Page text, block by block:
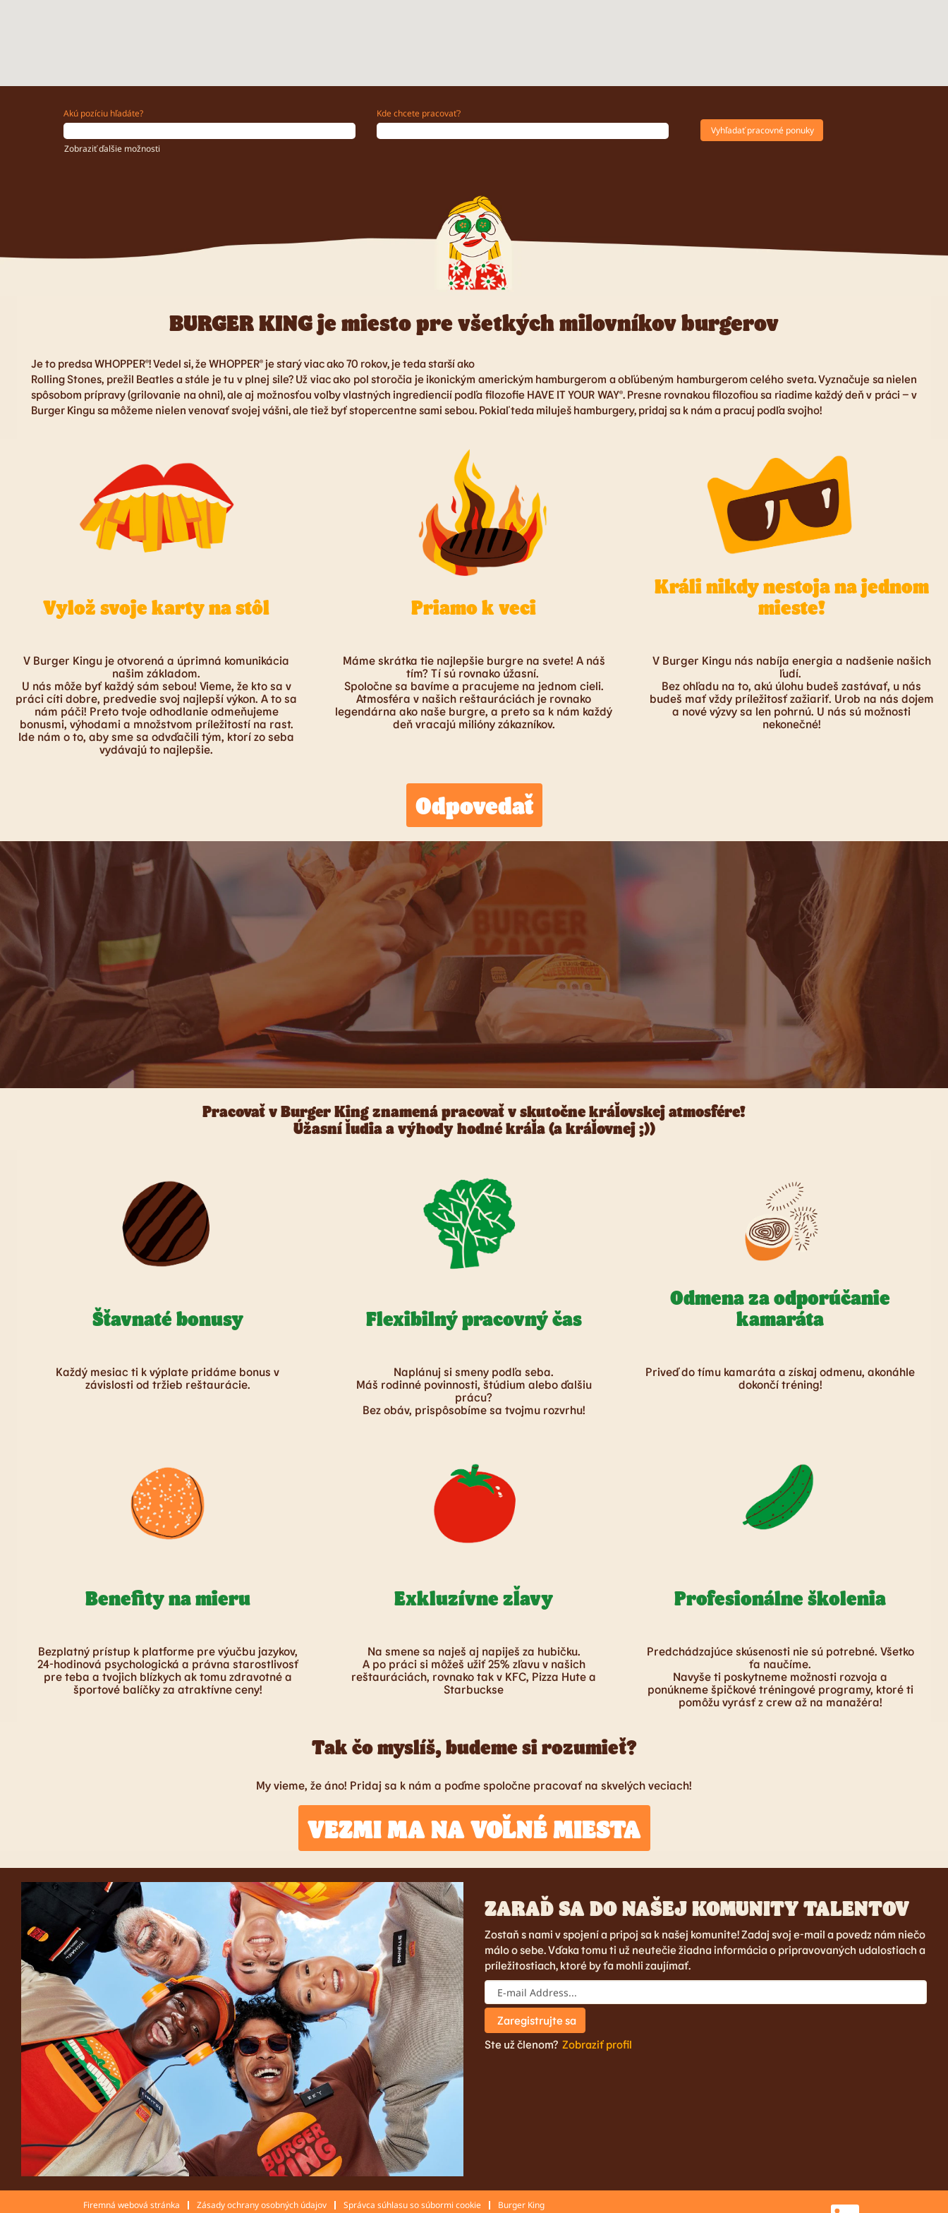
Akú pozíciu hľadáte? Kde chcete pracovať?
Zobraziť ďalšie možnosti
BURGER KING je miesto pre všetkých milovníkov burgerov
Je to predsa WHOPPER®! Vedel si, že WHOPPER® je starý viac ako 70 rokov, je teda starší ako
Rolling Stones, prežil Beatles a stále je tu v plnej sile? Už viac ako pol storočia je ikonickým americkým hamburgerom a obľúbeným hamburgerom celého sveta. Vyznačuje sa nielen
spôsobom prípravy (grilovanie na ohni), ale aj možnosťou voľby vlastných ingrediencií podľa filozofie HAVE IT YOUR WAY®. Presne rovnakou filozofiou sa riadime každý deň v práci – v
Burger Kingu sa môžeme nielen venovať svojej vášni, ale tiež byť stopercentne sami sebou. Pokiaľ teda miluješ hamburgery, pridaj sa k nám a pracuj podľa svojho!
Vylož svoje karty na stôl
V Burger Kingu je otvorená a úprimná komunikácia
našim základom.
U nás môže byť každý sám sebou! Vieme, že kto sa v
práci cíti dobre, predvedie svoj najlepší výkon. A to sa
nám páči! Preto tvoje odhodlanie odmeňujeme
bonusmi, výhodami a množstvom príležitostí na rast.
Ide nám o to, aby sme sa odvďačili tým, ktorí zo seba
vydávajú to najlepšie.
Priamo k veci
Máme skrátka tie najlepšie burgre na svete! A náš
tím? Tí sú rovnako úžasní.
Spoločne sa bavíme a pracujeme na jednom cieli.
Atmosféra v našich reštauráciách je rovnako
legendárna ako naše burgre, a preto sa k nám každý
deň vracajú milióny zákazníkov.
Králi nikdy nestoja na jednom
mieste!
V Burger Kingu nás nabíja energia a nadšenie našich
ľudí.
Bez ohľadu na to, akú úlohu budeš zastávať, u nás
budeš mať vždy príležitosť zažiariť. Urob na nás dojem
a nové výzvy sa len pohrnú. U nás sú možnosti
nekonečné!
Odpovedať
Pracovať v Burger King znamená pracovať v skutočne kráľovskej atmosfére!
Úžasní ľudia a výhody hodné kráľa (a kráľovnej ;))
Šťavnaté bonusy
Každý mesiac ti k výplate pridáme bonus v
závislosti od tržieb reštaurácie.
Flexibilný pracovný čas
Naplánuj si smeny podľa seba.
Máš rodinné povinnosti, štúdium alebo ďalšiu
prácu?
Bez obáv, prispôsobíme sa tvojmu rozvrhu!
Odmena za odporúčanie
kamaráta
Priveď do tímu kamaráta a získaj odmenu, akonáhle
dokončí tréning!
Benefity na mieru
Bezplatný prístup k platforme pre výučbu jazykov,
24-hodinová psychologická a právna starostlivosť
pre teba a tvojich blízkych ak tomu zdravotné a
športové balíčky za atraktívne ceny!
Exkluzívne zľavy
Na smene sa naješ aj napiješ za hubičku.
A po práci si môžeš užiť 25% zľavu v našich
reštauráciách, rovnako tak v KFC, Pizza Hute a
Starbuckse
Profesionálne školenia
Predchádzajúce skúsenosti nie sú potrebné. Všetko
ťa naučíme.
Navyše ti poskytneme možnosti rozvoja a
ponúkneme špičkové tréningové programy, ktoré ti
pomôžu vyrásť z crew až na manažéra!
Tak čo myslíš, budeme si rozumieť?
My vieme, že áno! Pridaj sa k nám a poďme spoločne pracovať na skvelých veciach!
VEZMI MA NA VOĽNÉ MIESTA
ZARAĎ SA DO NAŠEJ KOMUNITY TALENTOV
Zostaň s nami v spojení a pripoj sa k našej komunite! Zadaj svoj e-mail a povedz nám niečo
málo o sebe. Vďaka tomu ti už neutečie žiadna informácia o pripravovaných udalostiach a
príležitostiach, ktoré by ťa mohli zaujímať.
Ste už členom? Zobraziť profil
Firemná webová stránka Zásady ochrany osobných údajov Správca súhlasu so súbormi cookie Burger King O